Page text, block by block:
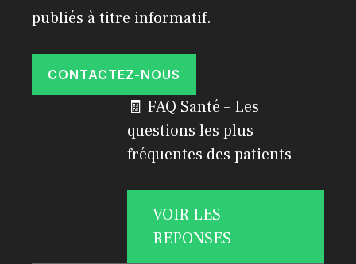
publiés à titre informatif.
CONTACTEZ-NOUS
🧾 FAQ Santé – Les
questions les plus
fréquentes des patients
VOIR LES
REPONSES